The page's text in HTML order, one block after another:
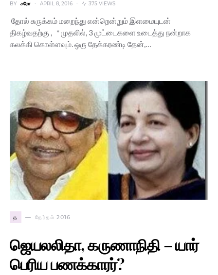
BY சரோ APRIL 8, 2016 375 VIEWS
தோல் சுருக்கம் மறைந்து என்றென்றும் இளமையுடன்
திகழ்வதற்கு , * முதலில், 3 முட்டைகளை உடைத்து நன்றாக
கலக்கி கொள்ளவும். ஒரு தேக்கரண்டி தேன்,…
த தேர்தல் 2016
ஜெயலலிதா, கருணாநிதி – யார்
பெரிய பணக்காரர்?